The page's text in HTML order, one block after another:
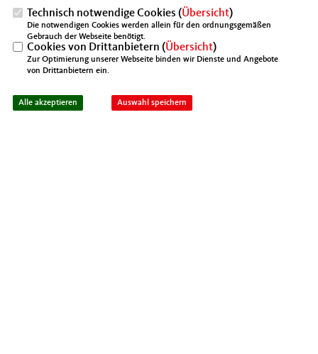
Stimme der Wirtschaft mit der sozialen Marktwirtschaft als
klares Leitbild
IMPRESSUM DATENSCHUTZ
Mittelstands- und Wirtschaftsunion Berlin
Technisch notwendige Cookies (Übersicht)
Die notwendigen Cookies werden allein für den ordnungsgemäßen
Gebrauch der Webseite benötigt.
Cookies von Drittanbietern (Übersicht)
Zur Optimierung unserer Webseite binden wir Dienste und Angebote
von Drittanbietern ein.
Alle akzeptieren Auswahl speichern